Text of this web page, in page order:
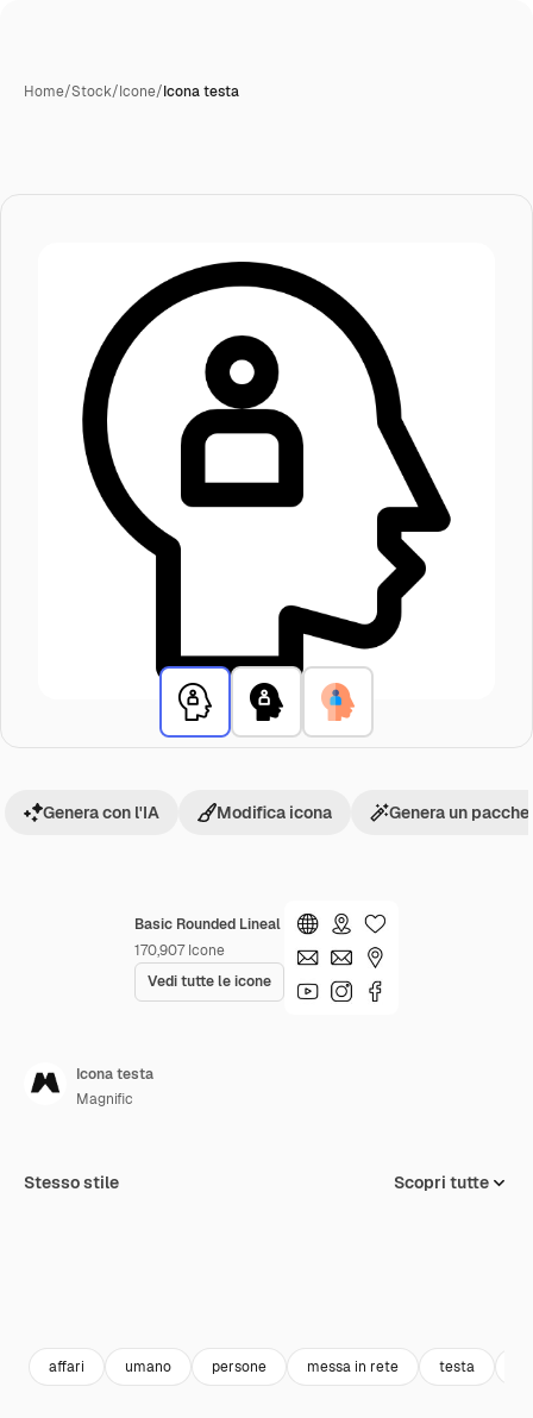
Home/Stock/Icone/Icona testa
Basic Rounded Lineal
170,907 Icone
Vedi tutte le icone
Genera con l'IA Modifica icona Genera un
Icona testa
Magnific
Stesso stile Scopri tutte
affari umano persone messa in rete testa